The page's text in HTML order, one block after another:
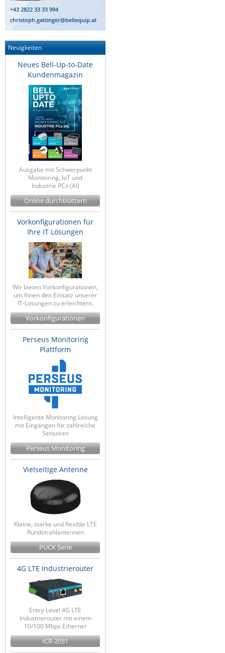
Riello UPS
Server Technology
Siretta
SIRIO Antenne
Sunbird
Tactical Software
TEKTELIC
Teltonika
Unwired Networks
Vision
WATTECO
Westermo
Yuasa
ZPE Systems
News zu unseren Herstellern
+43 2822 33 33 994
christoph.gattinger@bellequip.at
Neuigkeiten
Neues Bell-Up-to-Date
Kundenmagazin
Ausgabe mit Schwerpunkt
Monitoring, IoT und
Industrie PCs (AI)
Online durchblättern
Vorkonfigurationen für
Ihre IT Lösungen
Wir bieten Vorkonfigurationen,
um Ihnen den Einsatz unserer
IT-Lösungen zu erleichtern.
Vorkonfigurationen
Perseus Monitoring
Plattform
Intelligente Monitoring Lösung
mit Eingängen für zahlreiche
Sensoren
Perseus Monitoring
Vielseitige Antenne
Kleine, starke und flexible LTE
Rundstrahlantennen
PUCK Serie
4G LTE Industrierouter
Entry-Level 4G LTE
Industrierouter mit einem
10/100 Mbps Ethernet
ICR-2031